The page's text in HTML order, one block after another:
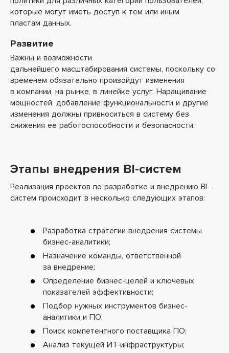
которые могут иметь доступ к тем или иным
пластам данных.
Развитие
Важны и возможности
дальнейшего масштабирования системы, поскольку со
временем обязательно произойдут изменения
в компании, на рынке, в линейке услуг. Наращивание
мощностей, добавление функциональности и другие
изменения должны привноситься в систему без
снижения ее работоспособности и безопасности.
Этапы внедрения BI-систем
Реализация проектов по разработке и внедрению BI-
систем происходит в несколько следующих этапов:
Разработка стратегии внедрения системы
бизнес-аналитики;
Назначение команды, ответственной
за внедрение;
Определение бизнес-целей и ключевых
показателей эффективности;
Подбор нужных инструментов бизнес-
аналитики и ПО;
Поиск компетентного поставщика ПО;
Анализ текущей ИТ-инфраструктуры;